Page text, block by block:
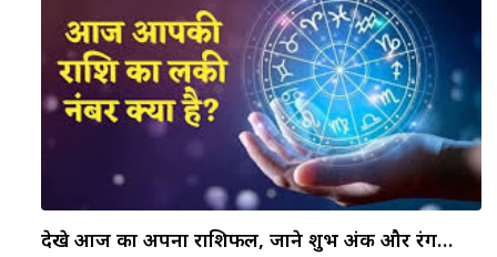
देखे आज का अपना राशिफल, जाने शुभ अंक और रंग…